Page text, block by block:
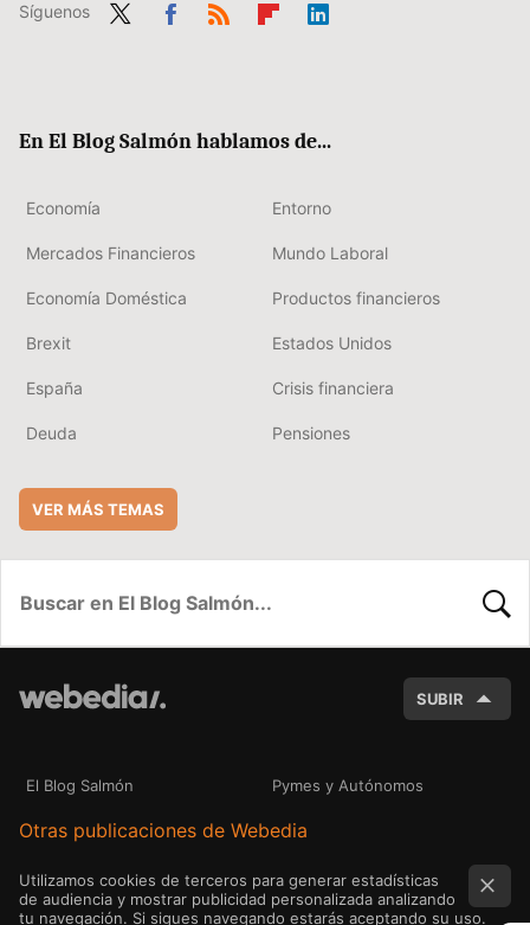
Síguenos
En El Blog Salmón hablamos de...
Economía Entorno
Mercados Financieros Mundo Laboral
Economía Doméstica Productos financieros
Brexit Estados Unidos
España Crisis financiera
Deuda Pensiones
VER MÁS TEMAS
SUBIR
El Blog Salmón Pymes y Autónomos
Otras publicaciones de Webedia
Utilizamos cookies de terceros para generar estadísticas
de audiencia y mostrar publicidad personalizada analizando
tu navegación. Si sigues navegando estarás aceptando su uso.